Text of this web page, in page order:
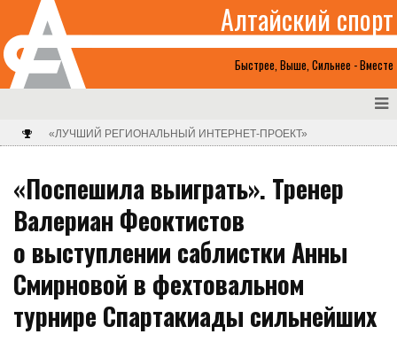
Быстрее, Выше, Сильнее - Вместе
Алтайский спорт
«ЛУЧШИЙ РЕГИОНАЛЬНЫЙ ИНТЕРНЕТ-ПРОЕКТ»
«Поспешила выиграть». Тренер
Валериан Феоктистов
о выступлении саблистки Анны
Смирновой в фехтовальном
турнире Спартакиады сильнейших